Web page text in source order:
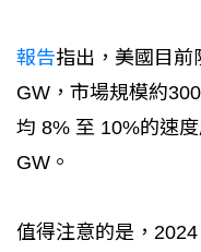
報告指出，美國目前
GW，市場規模約
均 8% 至 10%的速
GW。
值得注意的是，